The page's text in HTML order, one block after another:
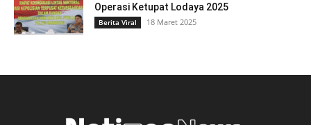
Operasi Ketupat Lodaya 2025
Berita Viral 18 Maret 2025